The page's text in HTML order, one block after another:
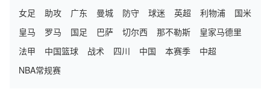
女足
助攻 广东 曼城 防守 球迷 英超 利物浦
国米
皇马
罗马 国足 巴萨 切尔西 那不勒斯
皇家马德里
法甲
中国篮球 战术 四川 中国 本赛季
中超
NBA常规赛